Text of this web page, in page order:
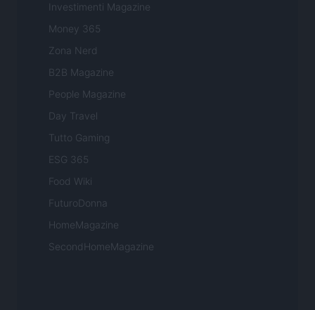
Investimenti Magazine
Money 365
Zona Nerd
B2B Magazine
People Magazine
Day Travel
Tutto Gaming
ESG 365
Food Wiki
FuturoDonna
HomeMagazine
SecondHomeMagazine